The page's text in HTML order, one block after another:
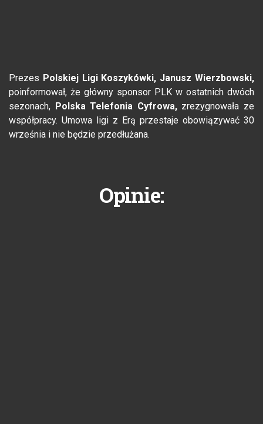
Prezes Polskiej Ligi Koszykówki, Janusz Wierzbowski,
poinformował, że główny sponsor PLK w ostatnich dwóch
sezonach, Polska Telefonia Cyfrowa,zrezygnowała ze
współpracy. Umowa ligi z Erą przestaje obowiązywać 30
września i nie będzie przedłużana.
Opinie: